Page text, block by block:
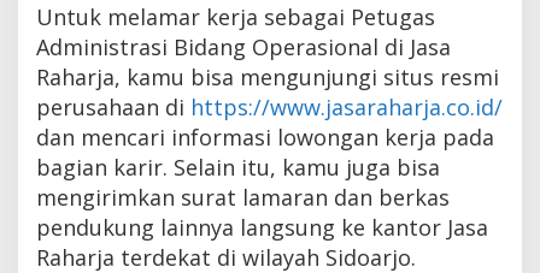
Untuk melamar kerja sebagai Petugas
Administrasi Bidang Operasional di Jasa
Raharja, kamu bisa mengunjungi situs resmi
perusahaan di https://www.jasaraharja.co.id/
dan mencari informasi lowongan kerja pada
bagian karir. Selain itu, kamu juga bisa
mengirimkan surat lamaran dan berkas
pendukung lainnya langsung ke kantor Jasa
Raharja terdekat di wilayah Sidoarjo.